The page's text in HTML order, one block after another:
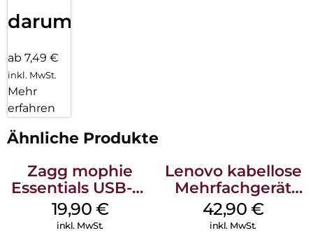
darum!
ab 7,49 €
inkl. MwSt.
Mehr
erfahren
Ähnliche Produkte
Zagg mophie
Essentials USB-C-
20W Charger PD
Weiß
19,90 €
inkl. MwSt.
Lenovo kabellose
Mehrfachgerät
Luna Grey
42,90 €
inkl. MwSt.